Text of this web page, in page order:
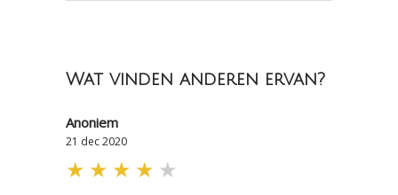
Wat vinden anderen ervan?
Anoniem
21 dec 2020
★ ★ ★ ★ ★